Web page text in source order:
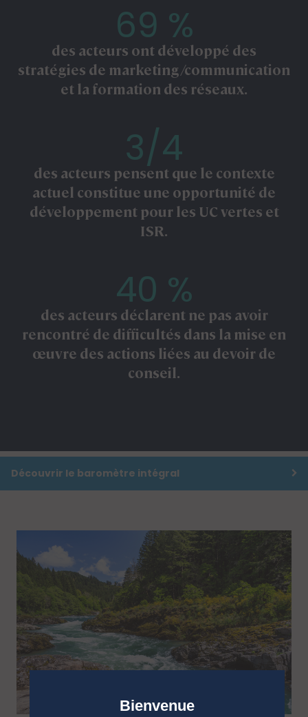
69 %
des acteurs ont développé des
stratégies de marketing/communication
et la formation des réseaux.
3/4
des acteurs pensent que le contexte
actuel constitue une opportunité de
développement pour les UC vertes et
ISR.
40 %
des acteurs déclarent ne pas avoir
rencontré de difficultés dans la mise en
œuvre des actions liées au devoir de
conseil.
Découvrir le baromètre intégral
Bienvenue